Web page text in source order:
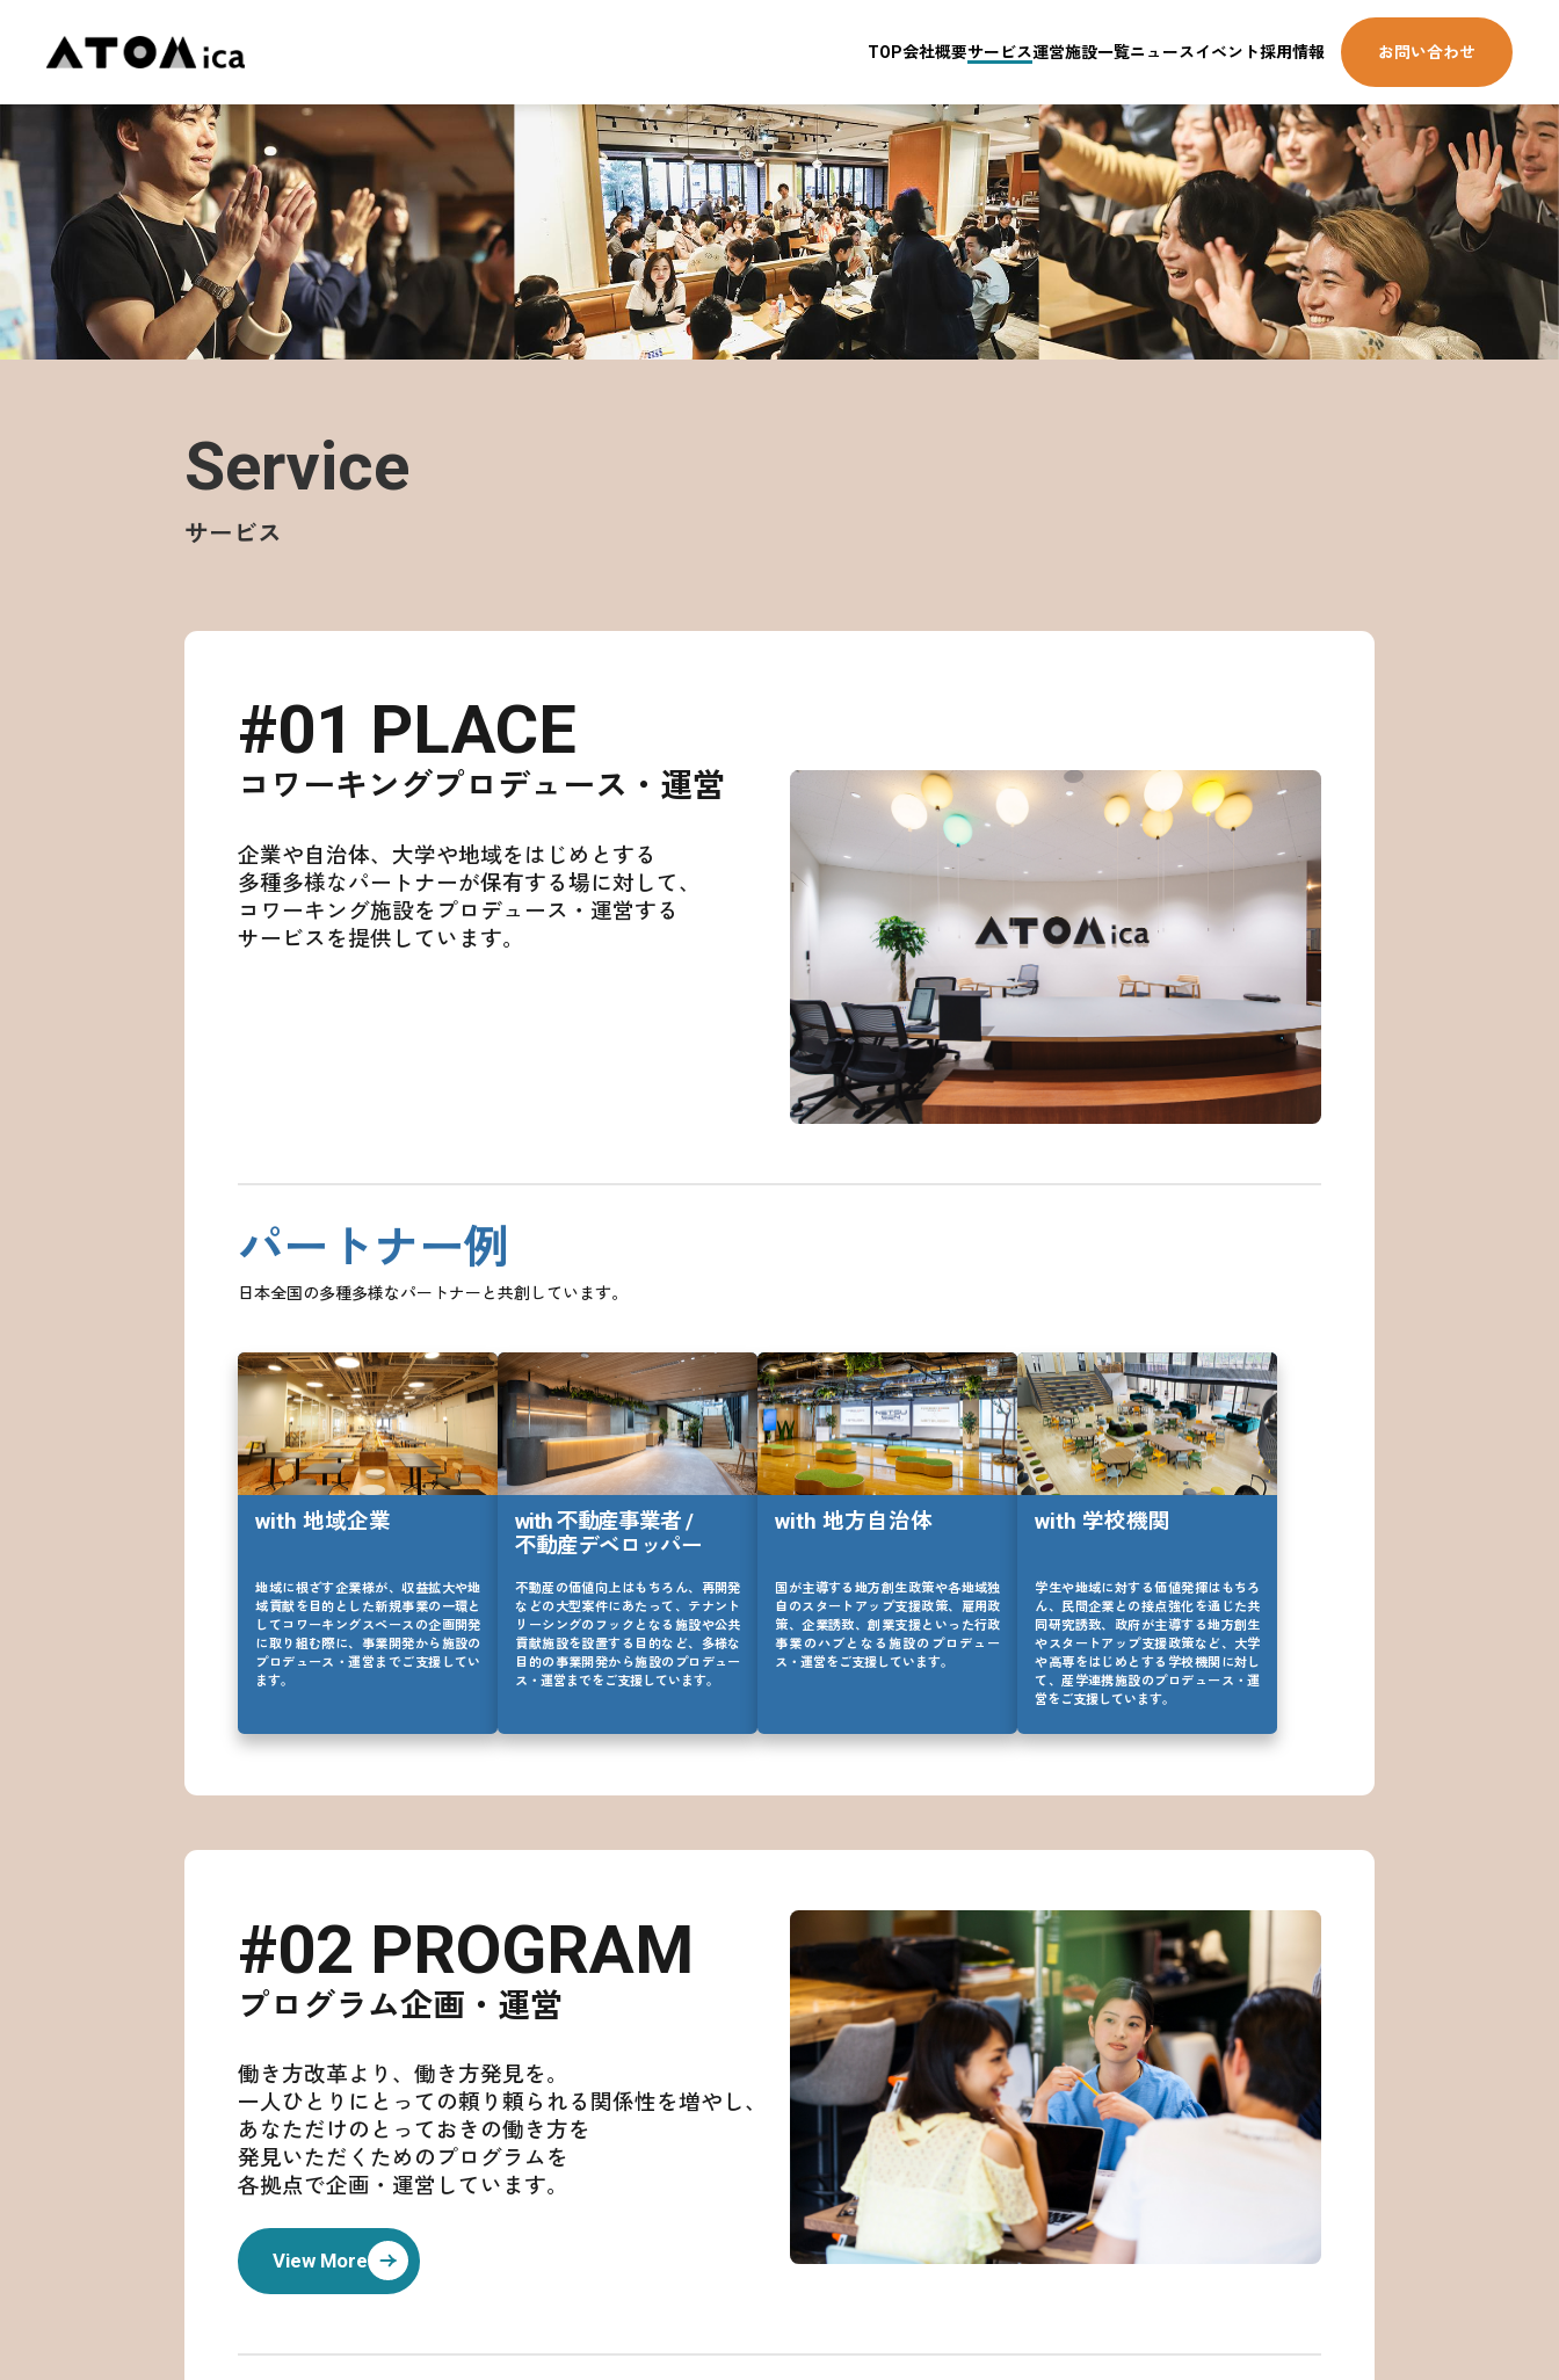
TOP会社概要サービス運営施設一覧ニュースイベント採用情報 お問い合わせ
Service
サービス
#01 PLACE
コワーキングプロデュース・ 運営
企業や自治体、大学や地域をはじめとする
多種多様なパートナーが保有する場に対して、
コワーキング施設をプロデュース・運営する
サービスを提供しています。
パートナー例
日本全国の多種多様なパートナーと共創しています。
with 地域企業
地域に根ざす企業様が、収益拡大や地
域貢献を目的とした新規事業の一環と
してコワーキングスペースの企画開発
に取り組む際に、事業開発から施設の
プロデュース・運営までご支援してい
ます。
with 不動産事業者 /
不動産デベロッパー
不動産の価値向上はもちろん、再開発
などの大型案件にあたって、テナント
リーシングのフックとなる施設や公共
貢献施設を設置する目的など、多様な
目的の事業開発から施設のプロデュー
ス・運営までをご支援しています。
with 地方自治体
国が主導する地方創生政策や各地域独
自のスタートアップ支援政策、雇用政
策、企業誘致、創業支援といった行政
事業のハブとなる施設のプロデュー
ス・運営をご支援しています。
with 学校機関
学生や地域に対する価値発揮はもちろ
ん、民間企業との接点強化を通じた共
同研究誘致、政府が主導する地方創生
やスタートアップ支援政策など、大学
や高専をはじめとする学校機関に対し
て、産学連携施設のプロデュース・運
営をご支援しています。
#02 PROGRAM
プログラム企画・運営
働き方改革より、働き方発見を。
一人ひとりにとっての頼り頼られる関係性を増やし、
あなただけのとっておきの働き方を
発見いただくためのプログラムを
各拠点で企画・運営しています。
View More
1
7